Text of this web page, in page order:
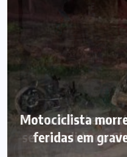
Motociclista
feridas em